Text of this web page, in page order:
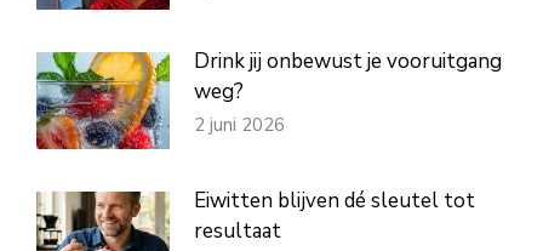
Drink jij onbewust je vooruitgang
weg?
2 juni 2026
Eiwitten blijven dé sleutel tot
resultaat